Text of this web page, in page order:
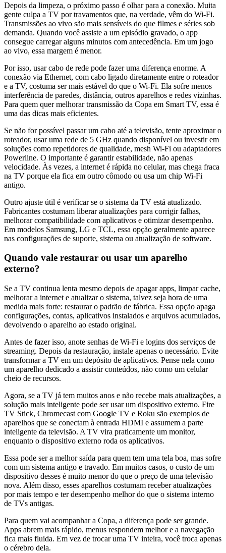
Depois da limpeza, o próximo passo é olhar para a conexão. Muita
gente culpa a TV por travamentos que, na verdade, vêm do Wi-Fi.
Transmissões ao vivo são mais sensíveis do que filmes e séries sob
demanda. Quando você assiste a um episódio gravado, o app
consegue carregar alguns minutos com antecedência. Em um jogo
ao vivo, essa margem é menor.
Por isso, usar cabo de rede pode fazer uma diferença enorme. A
conexão via Ethernet, com cabo ligado diretamente entre o roteador
e a TV, costuma ser mais estável do que o Wi-Fi. Ela sofre menos
interferência de paredes, distância, outros aparelhos e redes vizinhas.
Para quem quer melhorar transmissão da Copa em Smart TV, essa é
uma das dicas mais eficientes.
Se não for possível passar um cabo até a televisão, tente aproximar o
roteador, usar uma rede de 5 GHz quando disponível ou investir em
soluções como repetidores de qualidade, mesh Wi-Fi ou adaptadores
Powerline. O importante é garantir estabilidade, não apenas
velocidade. Às vezes, a internet é rápida no celular, mas chega fraca
na TV porque ela fica em outro cômodo ou usa um chip Wi-Fi
antigo.
Outro ajuste útil é verificar se o sistema da TV está atualizado.
Fabricantes costumam liberar atualizações para corrigir falhas,
melhorar compatibilidade com aplicativos e otimizar desempenho.
Em modelos Samsung, LG e TCL, essa opção geralmente aparece
nas configurações de suporte, sistema ou atualização de software.
Quando vale restaurar ou usar um aparelho
externo?
Se a TV continua lenta mesmo depois de apagar apps, limpar cache,
melhorar a internet e atualizar o sistema, talvez seja hora de uma
medida mais forte: restaurar o padrão de fábrica. Essa opção apaga
configurações, contas, aplicativos instalados e arquivos acumulados,
devolvendo o aparelho ao estado original.
Antes de fazer isso, anote senhas de Wi-Fi e logins dos serviços de
streaming. Depois da restauração, instale apenas o necessário. Evite
transformar a TV em um depósito de aplicativos. Pense nela como
um aparelho dedicado a assistir conteúdos, não como um celular
cheio de recursos.
Agora, se a TV já tem muitos anos e não recebe mais atualizações, a
solução mais inteligente pode ser usar um dispositivo externo. Fire
TV Stick, Chromecast com Google TV e Roku são exemplos de
aparelhos que se conectam à entrada HDMI e assumem a parte
inteligente da televisão. A TV vira praticamente um monitor,
enquanto o dispositivo externo roda os aplicativos.
Essa pode ser a melhor saída para quem tem uma tela boa, mas sofre
com um sistema antigo e travado. Em muitos casos, o custo de um
dispositivo desses é muito menor do que o preço de uma televisão
nova. Além disso, esses aparelhos costumam receber atualizações
por mais tempo e ter desempenho melhor do que o sistema interno
de TVs antigas.
Para quem vai acompanhar a Copa, a diferença pode ser grande.
Apps abrem mais rápido, menus respondem melhor e a navegação
fica mais fluida. Em vez de trocar uma TV inteira, você troca apenas
o cérebro dela.